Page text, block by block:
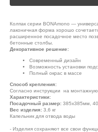
Колпак серии BONAmono —
лаконичная форма хорошо
расширенное посадочное место
бетонные столбы.
Декоративное решение:
Современный дизайн
Возможность установки
Полный окрас в массе
Способ крепления:
Согласно инструкции на монтажную
Характеристики:
Посадочный размер: 385х385мм,
Вес изделия: 3,6 кг
Капельник для отвода воды
- Изделия сохраняют все свои